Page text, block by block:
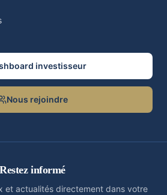
investisseur
Nous rejoindre
Restez informé
et actualités directement dans votre